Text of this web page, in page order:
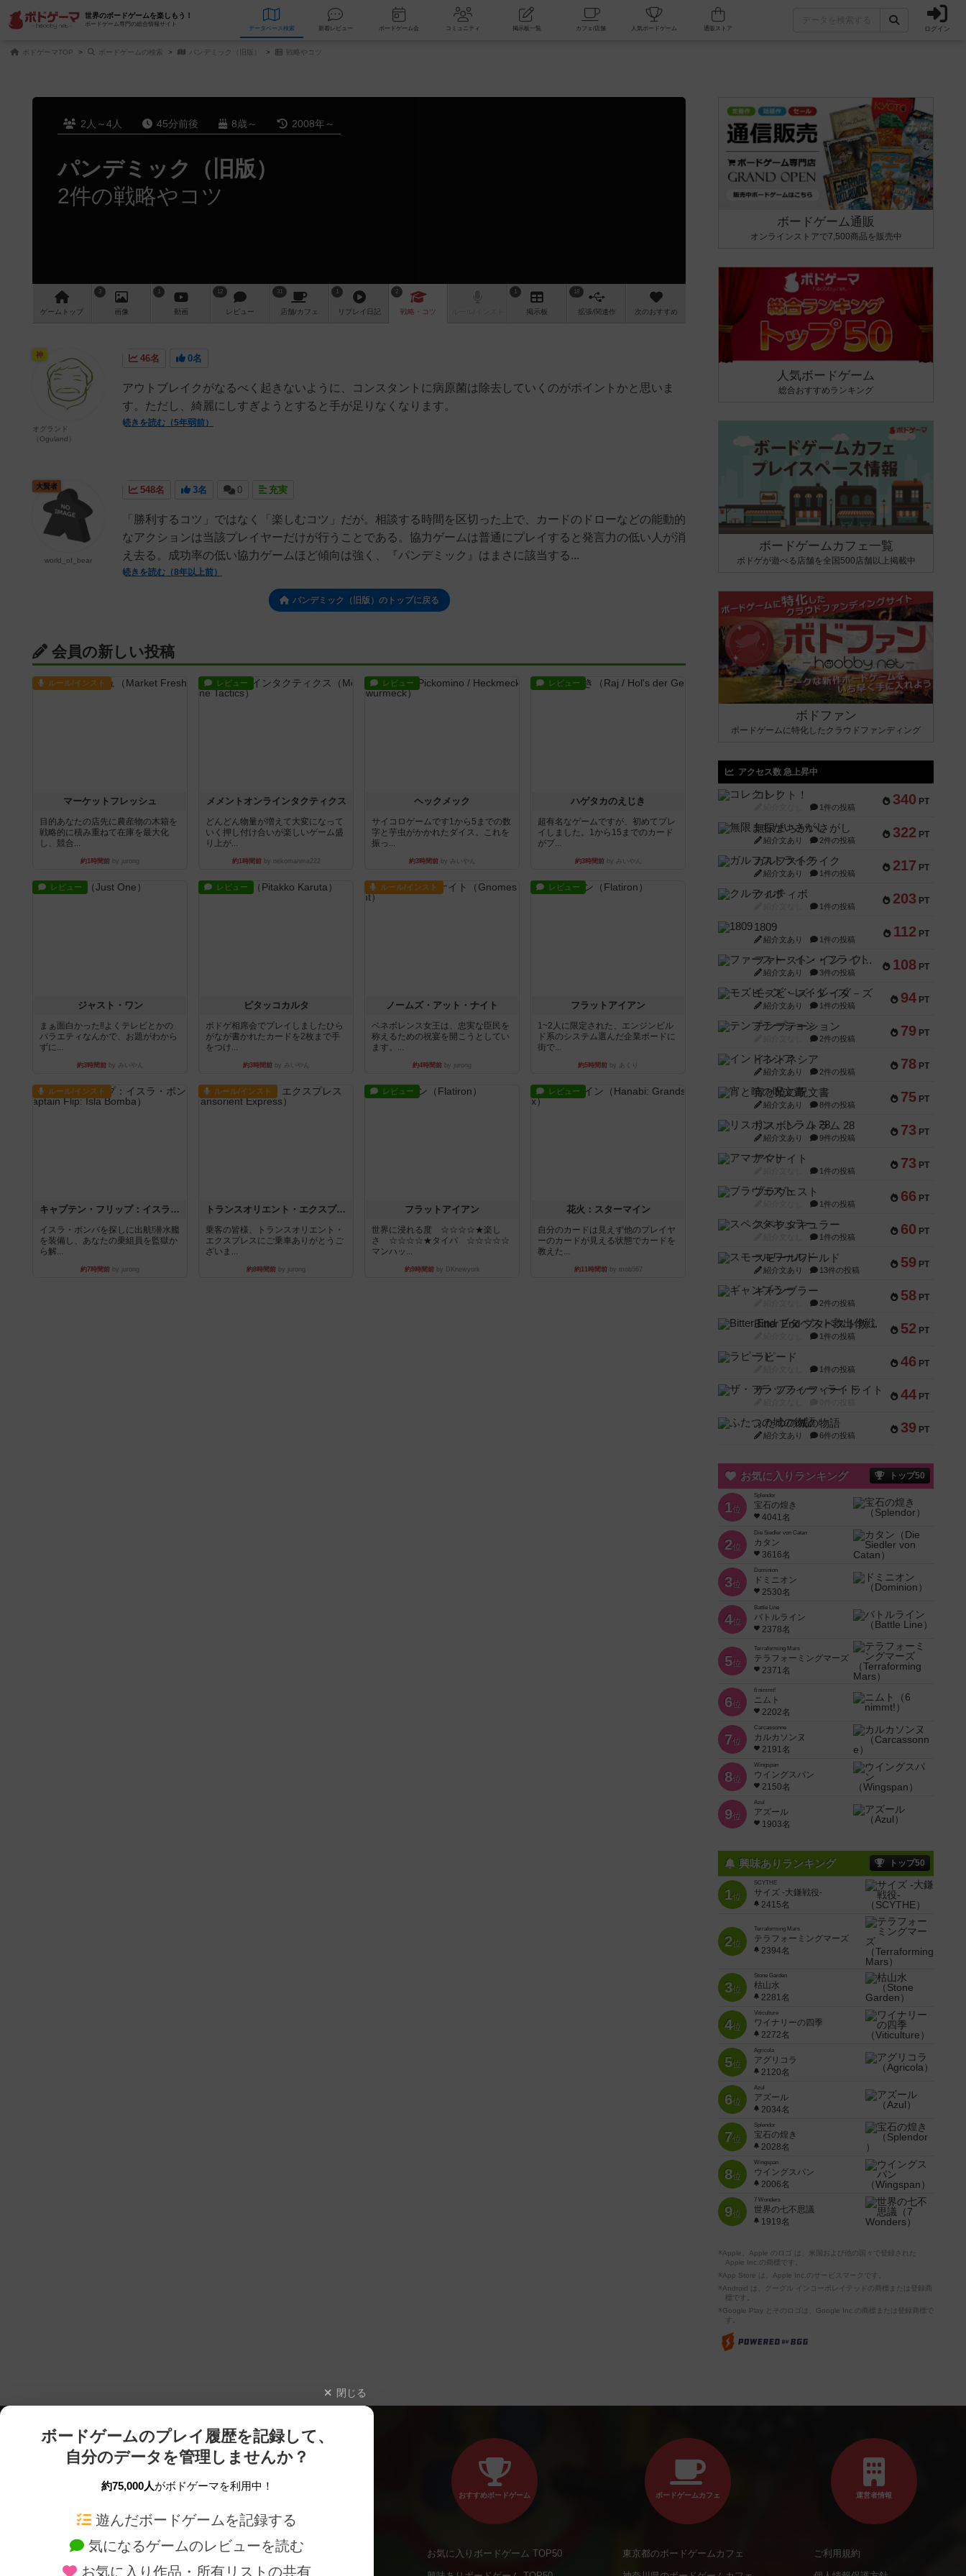
世界のボードゲームを楽しもう！
ボードゲーム専門の総合情報サイト
データベース 検索 新着レビュー ボードゲーム会 コミュニティ 掲示板一覧 カフェ/店舗 人気ボードゲーム ログイン
ボドゲーマTOP ボードゲームの検索 パンデミック（旧版） 戦略やコツ
2人～4人 45分前後 8歳～ 2008年～
パンデミック（旧版）
2件の戦略やコツ
ゲーム トップ
3
画像
1
動画
12
レビュー
31
店舗/カフェ
1
リプレイ 日記
2
戦略 ・コツ
1
掲示板
18
拡張/関連作 次のおすすめ
46名 0名
アウトブレイクがなるべく起きないように、コンスタントに病原菌は除去していくのがポイントかと思いま
す。ただし、綺麗にしすぎようとすると手が足りなくなります。
続きを読む（5年弱前）
神
オグランド
（Oguland）
548名 3名 0 充実
「勝利するコツ」ではなく「楽しむコツ」だが。相談する時間を区切った上で、カードのドローなどの能動的
なアクションは当該プレイヤーだけが行うことである。協力ゲームは普通にプレイすると発言力の低い人が消
え去る。成功率の低い協力ゲームほど傾向は強く、『パンデミック』はまさに該当する...
続きを読む（8年以上前）
大賢者
world_of_bear
パンデミック（旧版）のトップに戻る
会員の新しい投稿
ルール/インスト
マーケットフレッシュ
目的あなたの店先に農産物の木箱を
戦略的に積み重ねて在庫を最大化
し、競合...
約1時間前 by jurong
レビュー
メメントオンラインタクティクス
どんどん物量が増えて大変になって
いく押し付け合いが楽しいゲーム盛
り上が...
約1時間前by nekomanma222
レビュー
ヘックメック
サイコロゲームです1から5までの数
字と芋虫がかかれたダイス。これを
振っ...
約3時間前by みいやん
レビュー
ハゲタカのえじき
超有名なゲームですが、初めてプレ
イしました。1から15までのカード
がプ...
約3時間前by みいやん
レビュー
ジャスト・ワン
まぁ面白かった‼️よくテレビとかの
バラエティなんかで、お題がわから
ずに...
約3時間前by みいやん
レビュー
ピタッコカルタ
ボドゲ相席会でプレイしましたひら
がなが書かれたカードを2枚まで手
をつけ...
約3時間前by みいやん
ルール/インスト
ノームズ・アット・ナイト
ベネボレンス女王は、忠実な臣民を
称えるための祝宴を開こうとしてい
ます。...
約4時間前 by jurong
レビュー
フラットアイアン
1~2人に限定された、エンジンビル
ド系のシステム選んだ企業ボードに
街で...
約5時間前 by あくり
ルール/インスト
キャプテン・フリップ：イスラ・ボンバ
イスラ・ボンバを探しに出航!潜水艦
を装備し、あなたの乗組員を監獄か
ら解...
約7時間前 by jurong
ルール/インスト
トランスオリエント・エクスプレス
乗客の皆様、トランスオリエント・
エクスプレスにご乗車ありがとうご
ざいま...
約8時間前 by jurong
レビュー
フラットアイアン
世界に浸れる度 ☆☆☆☆★楽し
さ ☆☆☆☆★タイパ ☆☆☆☆☆
マンハッ...
約9時間前by DKnewyork
レビュー
花火：スターマイン
自分のカードは見えず他のプレイヤ
ーのカードが見える状態でカードを
教えた...
約11時間前by mob567
ボードゲーム通販
オンラインストアで7,500商品を販売中
人気ボードゲーム
総合おすすめランキング
ボードゲームカフェ一覧
ボドゲが遊べる店舗を全国500店舗以上掲載中
ボドファン
ボードゲームに特化したクラウドファンディング
アクセス数 急上昇中
340 PT
コレクト！
1件の投稿
322 PT
無限まちがいさがし
紹介文あり 2件の投稿
217 PT
ガルフストライク
紹介文あり 1件の投稿
203 PT
クルティボ
1件の投稿
112 PT
1809
紹介文あり 1件の投稿
108 PT
ファースト・イン・フライト
紹介文あり 3件の投稿
94 PT
モズビ－ズ・レイダ－ズ
紹介文あり 1件の投稿
79 PT
テンプテーション
2件の投稿
78 PT
インドネシア
紹介文あり 2件の投稿
75 PT
宵と暁の呪文書
紹介文あり 8件の投稿
73 PT
リスボン・トラム 28
紹介文あり 9件の投稿
73 PT
アマナイト
1件の投稿
66 PT
ブラヴェスト
1件の投稿
60 PT
スペクタキュラー
1件の投稿
59 PT
スモールワールド
紹介文あり 13件の投稿
58 PT
ギャンブラー
2件の投稿
52 PT
Bitter End ブタペスト救出作戦
1件の投稿
46 PT
ラピード
1件の投稿
44 PT
ザ・フラッフィー・ライト
39 PT
ふたつの城の物語
紹介文あり 6件の投稿
お気に入りランキング トップ50
1位
Splendor
宝石の煌き
4041名
2位
Die Siedler von Catan
カタン
3616名
3位
Dominion
ドミニオン
2530名
4位
Battle Line
バトルライン
2378名
5位
Terraforming Mars
テラフォーミングマーズ
2371名
6位
6 nimmt!
ニムト
2202名
7位
Carcassonne
カルカソンヌ
2191名
8位
Wingspan
ウイングスパン
2150名
9位
Azul
アズール
1903名
興味ありランキング トップ50
1位
SCYTHE
サイズ -大鎌戦役-
2415名
2位
Terraforming Mars
テラフォーミングマーズ
2394名
3位
Stone Garden
枯山水
2281名
4位
Viticulture
ワイナリーの四季
2272名
5位
Agricola
アグリコラ
2120名
6位
Azul
アズール
2034名
7位
Splendor
宝石の煌き
2028名
8位
Wingspan
ウイングスパン
2006名
9位
7 Wonders
世界の七不思議
1919名
※Apple、Apple のロゴ は、米国および他の国々で登録された
Apple Inc.の商標です。
※App Store は、Apple Inc.のサービスマークです。
※Android は、グーグル インコーポレイテッドの商標または登録商
標です。
※Google Play とそのロゴは、Google Inc.の商標または登録商標で
す。
閉じる
ボードゲームのプレイ履歴を記録して、
自分のデータを管理しませんか？
約75,000人がボドゲーマを利用中！
遊んだボードゲームを記録する
気になるゲームのレビューを読む
お気に入り作品・所有リストの共有
ボードゲームを検索する 新作・再入荷情報
おすすめボードゲーム
お気に入りボードゲーム TOP50
ボードゲームカフェ
東京都のボードゲームカフェ
運営者情報
ご利用規約